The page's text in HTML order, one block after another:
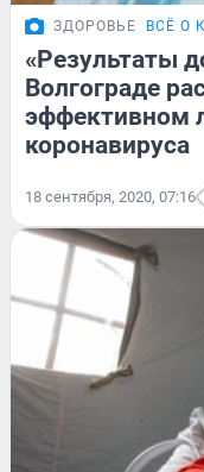
ЗДОРОВЬЕ ВСЁ О
«Результаты
Волгограде
эффективном
коронавируса
18 сентября, 2020, 07:16